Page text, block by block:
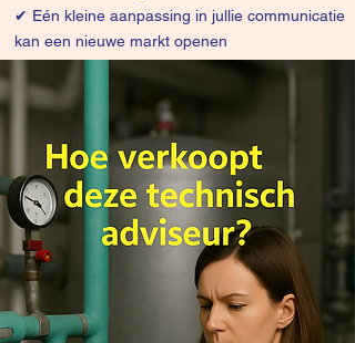
✔ Eén kleine aanpassing in jullie communicatie
kan een nieuwe markt openen